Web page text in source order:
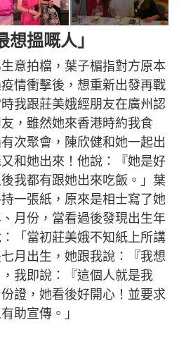
搵嘅人」
意拍檔，葉子楣指對方原本
情衝擊後，想重新出發再戰
我跟莊美娥經朋友在廣州認
，雖然她來香港時約我食
次聚會，陳欣健和她一起出
和她出來！他說：『她是好
我都有跟她出來吃飯。」葉
一張紙，原來是相士寫了她
月份，當看過後發現出生年
「當初莊美娥不知紙上所講
月出生，她跟我說：『我想
我即說：『這個人就是我
證，她看後好開心！並要求
助宣傳。」